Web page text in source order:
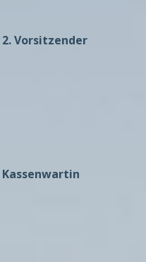
2. Vorsitzender
Kassenwartin